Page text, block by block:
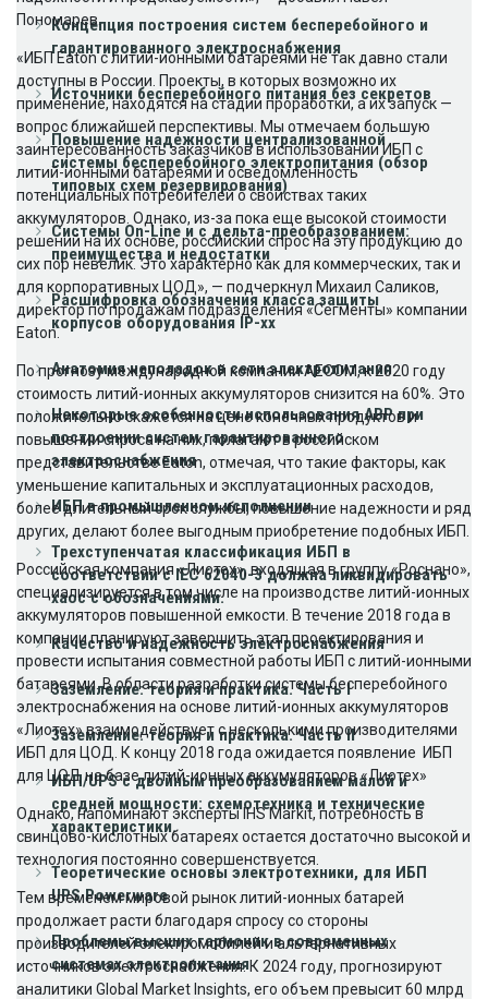
Концепция построения систем бесперебойного и
гарантированного электроснабжения
Источники бесперебойного питания без секретов
Повышение надежности централизованной
системы бесперебойного электропитания (обзор
типовых схем резервирования)
Системы On-Line и с дельта-преобразованием:
преимущества и недостатки
Расшифровка обозначения класса защиты
корпусов оборудования IP-xx
Анатомия неполадок в сети электропитания
Некоторые особенности использования АВР при
построении систем гарантированного
электроснабжения
ИБП в промышленном исполнении
Трехступенчатая классификация ИБП в
соответствии с IEC 62040-3 должна ликвидировать
хаос с обозначениями.
Качество и надежность электроснабжения
Заземление: теория и практика. Часть I
Заземление: теория и практика. Часть II
ИБП/UPS с двойным преобразованием малой и
средней мощности: схемотехника и технические
характеристики.
Теоретические основы электротехники, для ИБП
UPS Powerware
Проблемы высших гармоник в современных
системах электропитания
Пономарев.
«ИБП Eaton с литий-ионными батареями не так давно стали
доступны в России. Проекты, в которых возможно их
применение, находятся на стадии проработки, а их запуск —
вопрос ближайшей перспективы. Мы отмечаем большую
заинтересованность заказчиков в использовании ИБП с
литий-ионными батареями и осведомленность
потенциальных потребителей о свойствах таких
аккумуляторов. Однако, из-за пока еще высокой стоимости
решений на их основе, российский спрос на эту продукцию до
сих пор невелик. Это характерно как для коммерческих, так и
для корпоративных ЦОД», — подчеркнул Михаил Саликов,
директор по продажам подразделения «Сегменты» компании
Eaton.
По прогнозу международной компании AECOM, к 2020 году
стоимость литий-ионных аккумуляторов снизится на 60%. Это
положительно скажется на цене конечных продуктов и
повышении спроса на них, полагают в российском
представительстве Eaton, отмечая, что такие факторы, как
уменьшение капитальных и эксплуатационных расходов,
более длительный срок службы, повышение надежности и ряд
других, делают более выгодным приобретение подобных ИБП.
Российская компания «Лиотех», входящая в группу «Роснано»,
специализируется в том числе на производстве литий-ионных
аккумуляторов повышенной емкости. В течение 2018 года в
компании планируют завершить этап проектирования и
провести испытания совместной работы ИБП с литий-ионными
батареями. В области разработки системы бесперебойного
электроснабжения на основе литий-ионных аккумуляторов
«Лиотех» взаимодействует с несколькими производителями
ИБП для ЦОД. К концу 2018 года ожидается появление ИБП
для ЦОД на базе литий-ионных аккумуляторов «Лиотех»
Однако, напоминают эксперты IHS Markit, потребность в
свинцово-кислотных батареях остается достаточно высокой и
технология постоянно совершенствуется.
Тем временем мировой рынок литий-ионных батарей
продолжает расти благодаря спросу со стороны
производителей электромобилей и альтернативных
источников электроснабжения. К 2024 году, прогнозируют
аналитики Global Market Insights, его объем превысит 60 млрд